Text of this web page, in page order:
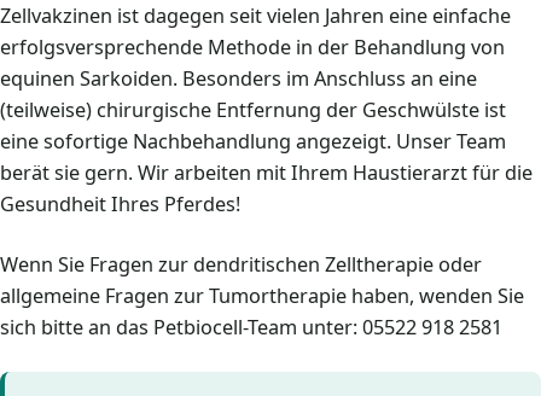
Zellvakzinen ist dagegen seit vielen Jahren eine einfache
erfolgsversprechende Methode in der Behandlung von
equinen Sarkoiden. Besonders im Anschluss an eine
(teilweise) chirurgische Entfernung der Geschwülste ist
eine sofortige Nachbehandlung angezeigt. Unser Team
berät sie gern. Wir arbeiten mit Ihrem Haustierarzt für die
Gesundheit Ihres Pferdes!
Wenn Sie Fragen zur dendritischen Zelltherapie oder
allgemeine Fragen zur Tumortherapie haben, wenden Sie
sich bitte an das Petbiocell-Team unter: 05522 918 2581